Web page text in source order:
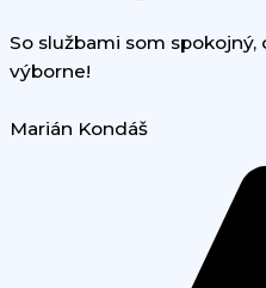
So službami som
výborne!
Marián Kondáš